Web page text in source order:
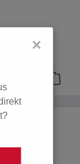
×